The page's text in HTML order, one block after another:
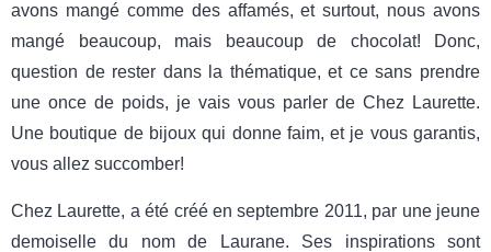
avons mangé comme des affamés, et surtout, nous avons
mangé beaucoup, mais beaucoup de chocolat! Donc,
question de rester dans la thématique, et ce sans prendre
une once de poids, je vais vous parler de Chez Laurette.
Une boutique de bijoux qui donne faim, et je vous garantis,
vous allez succomber!
Chez Laurette, a été créé en septembre 2011, par une jeune
demoiselle du nom de Laurane. Ses inspirations sont